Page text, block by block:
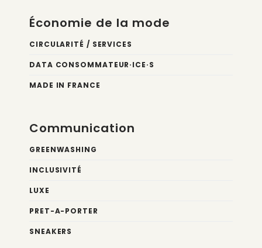
Économie de la mode
CIRCULARITÉ / SERVICES
DATA CONSOMMATEUR·ICE·S
MADE IN FRANCE
Communication
GREENWASHING
INCLUSIVITÉ
LUXE
PRET-A-PORTER
SNEAKERS